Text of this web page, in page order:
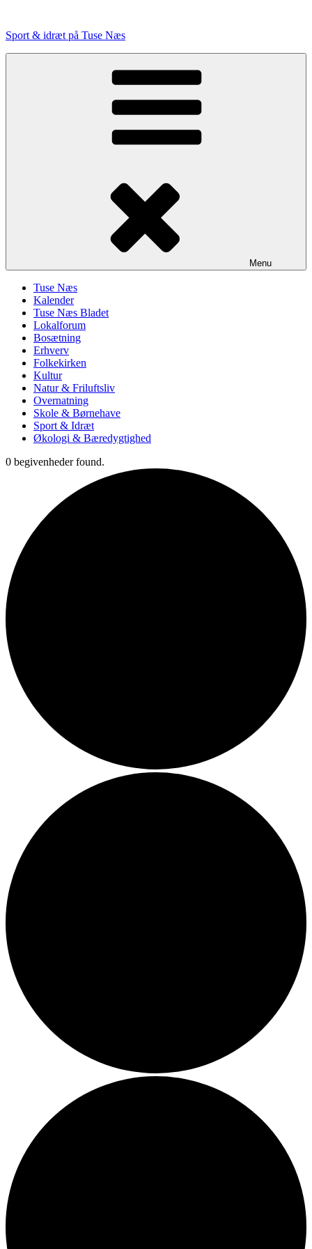
indhold
Sport & idræt på Tuse Næs
Menu
Tuse Næs
Kalender
Tuse Næs Bladet
Lokalforum
Bosætning
Erhverv
Folkekirken
Kultur
Natur & Friluftsliv
Overnatning
Skole & Børnehave
Sport & Idræt
Økologi & Bæredygtighed
0 begivenheder found.